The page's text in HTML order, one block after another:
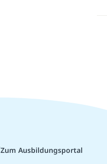
Zum Ausbildungsportal